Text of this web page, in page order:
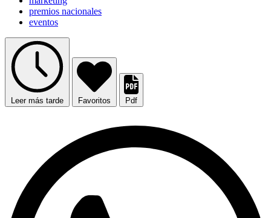
premios nacionales
eventos
Leer más tarde Favoritos Pdf